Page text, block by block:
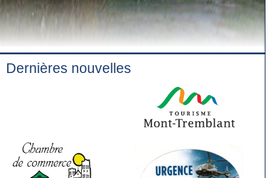
Dernières nouvelles